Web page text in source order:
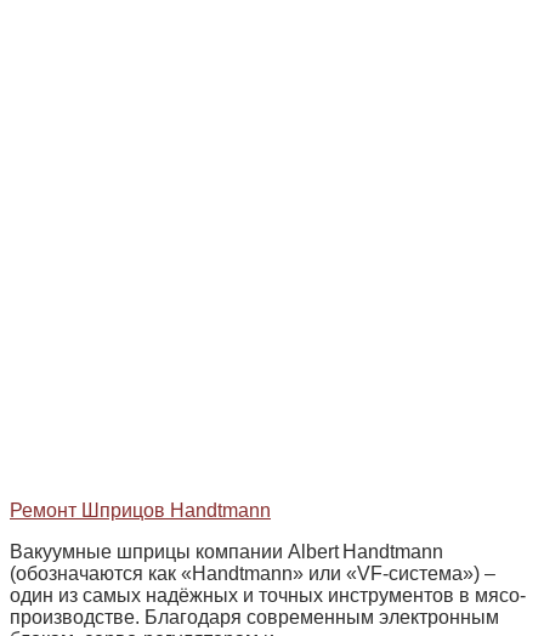
Ремонт Шприцов Handtmann
Вакуумные шприцы компании Albert Handtmann
(обозначаются как «Handtmann» или «VF‑система») –
один из самых надёжных и точных инструментов в мясо­
производстве. Благодаря современным электронным